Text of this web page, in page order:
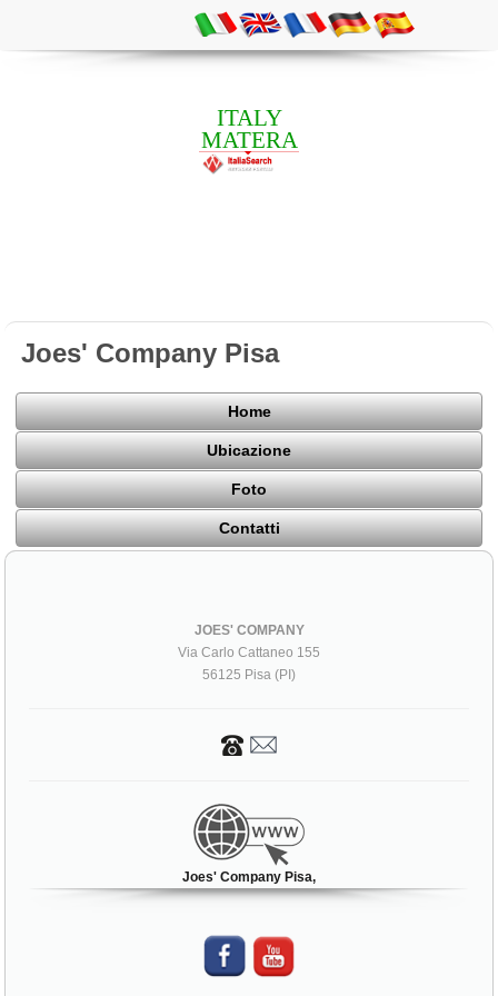
ITALY
MATERA
Joes' Company Pisa
Home
Ubicazione
Foto
Contatti
JOES' COMPANY
Via Carlo Cattaneo 155
56125 Pisa (PI)
Joes' Company Pisa,